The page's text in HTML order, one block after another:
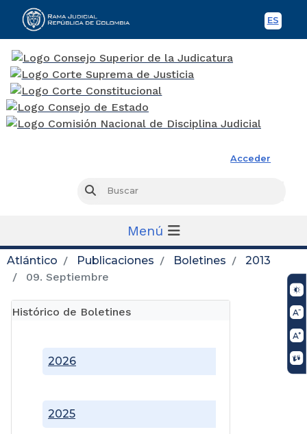
ES
Acceder
Buscar
Menú
Atlántico Publicaciones Boletines
2013
09. Septiembre
Histórico de Boletines
2025
2026